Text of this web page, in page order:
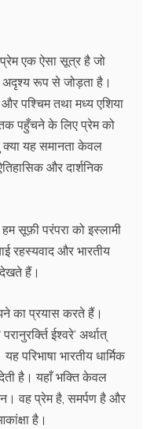
एक ऐसा सूत्र है जो
अदृश्य रूप से जोड़ता है।
और पश्चिम तथा मध्य एशिया
तक पहुँचने के लिए प्रेम को
यह समानता केवल
और दार्शनिक
सूफ़ी परंपरा को इस्लामी
रहस्यवाद और भारतीय
हैं।
का प्रयास करते हैं।
ईश्वरे’ अर्थात्
परिभाषा भारतीय धार्मिक
है। यहाँ भक्ति केवल
वह प्रेम है, समर्पण है और
है।